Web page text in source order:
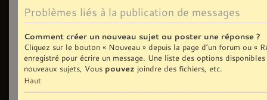
Problèmes liés à la publication de messages
Comment créer un nouveau sujet ou poster une réponse ?
Cliquez sur le bouton « Nouveau » depuis la page d’un forum ou «
enregistré pour écrire un message. Une liste des options
nouveaux sujets, Vous pouvez joindre des fichiers, etc.
Haut